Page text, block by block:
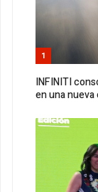
1
INFINITI
en una nueva